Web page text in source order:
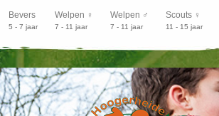
Bevers
5 - 7 jaar
Welpen ♀
7 - 11 jaar
Welpen ♂
7 - 11 jaar
Scouts ♀
11 - 15 jaar